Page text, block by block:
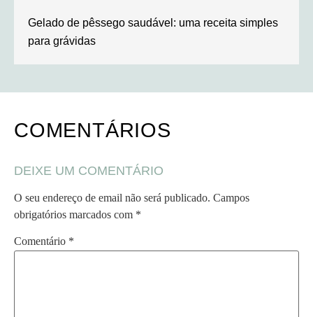
Gelado de pêssego saudável: uma receita simples
para grávidas
COMENTÁRIOS
DEIXE UM COMENTÁRIO
O seu endereço de email não será publicado. Campos
obrigatórios marcados com *
Comentário *